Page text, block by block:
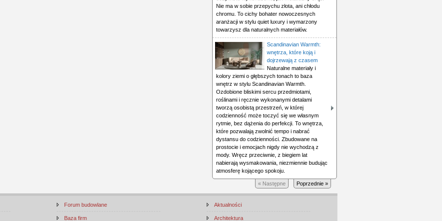
Nie ma w sobie przepychu złota, ani chłodu
chromu. To cichy bohater nowoczesnych
aranżacji w stylu quiet luxury i wymarzony
towarzysz dla naturalnych materiałów.
Scandinavian Warmth:
wnętrza, które koją i
dojrzewają z czasem
Naturalne materiały i
kolory ziemi o głębszych tonach to baza
wnętrz w stylu Scandinavian Warmth.
Ozdobione bliskimi sercu przedmiotami,
roślinami i ręcznie wykonanymi detalami
tworzą osobistą przestrzeń, w której
codzienność może toczyć się we własnym
rytmie, bez dążenia do perfekcji. To wnętrza,
które pozwalają zwolnić tempo i nabrać
dystansu do codzienności. Zbudowane na
prostocie i emocjach nigdy nie wychodzą z
mody. Wręcz przeciwnie, z biegiem lat
nabierają wysmakowania, niezmiennie budując
atmosferę kojącego spokoju.
Poprzednie »
« Następne
Forum budowlane
Baza firm
Aktualności
Architektura